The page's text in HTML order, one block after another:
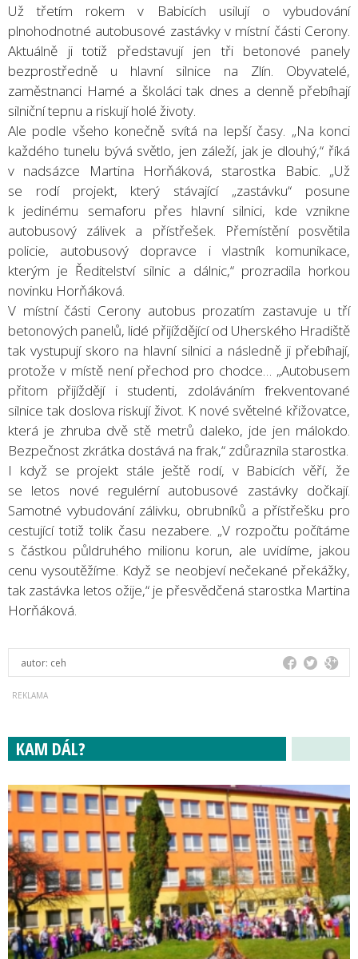
Už třetím rokem v Babicích usilují o vybudování
plnohodnotné autobusové zastávky v místní části Cerony.
Aktuálně ji totiž představují jen tři betonové panely
bezprostředně u hlavní silnice na Zlín. Obyvatelé,
zaměstnanci Hamé a školáci tak dnes a denně přebíhají
silniční tepnu a riskují holé životy.
Ale podle všeho konečně svítá na lepší časy. „Na konci
každého tunelu bývá světlo, jen záleží, jak je dlouhý,“ říká
v nadsázce Martina Horňáková, starostka Babic. „Už
se rodí projekt, který stávající „zastávku“ posune
k jedinému semaforu přes hlavní silnici, kde vznikne
autobusový zálivek a přístřešek. Přemístění posvětila
policie, autobusový dopravce i vlastník komunikace,
kterým je Ředitelství silnic a dálnic,“ prozradila horkou
novinku Horňáková.
V místní části Cerony autobus prozatím zastavuje u tří
betonových panelů, lidé přijíždějící od Uherského Hradiště
tak vystupují skoro na hlavní silnici a následně ji přebíhají,
protože v místě není přechod pro chodce… „Autobusem
přitom přijíždějí i studenti, zdoláváním frekventované
silnice tak doslova riskují život. K nové světelné křižovatce,
která je zhruba dvě stě metrů daleko, jde jen málokdo.
Bezpečnost zkrátka dostává na frak,“ zdůraznila starostka.
I když se projekt stále ještě rodí, v Babicích věří, že
se letos nové regulérní autobusové zastávky dočkají.
Samotné vybudování zálivku, obrubníků a přístřešku pro
cestující totiž tolik času nezabere. „V rozpočtu počítáme
s částkou půldruhého milionu korun, ale uvidíme, jakou
cenu vysoutěžíme. Když se neobjeví nečekané překážky,
tak zastávka letos ožije,“ je přesvědčená starostka Martina
Horňáková.
autor: ceh
KAM DÁL?